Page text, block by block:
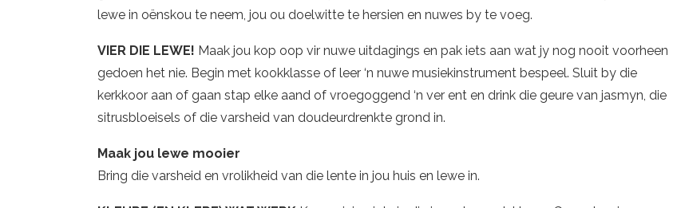
lewe in oënskou te neem, jou ou doelwitte te hersien en nuwes by te voeg.
VIER DIE LEWE! Maak jou kop oop vir nuwe uitdagings en pak iets aan wat jy nog nooit voorheen
gedoen het nie. Begin met kookklasse of leer ‘n nuwe musiekinstrument bespeel. Sluit by die
kerkkoor aan of gaan stap elke aand of vroegoggend ‘n ver ent en drink die geure van jasmyn, die
sitrusbloeisels of die varsheid van doudeurdrenkte grond in.
Maak jou lewe mooier
Bring die varsheid en vrolikheid van die lente in jou huis en lewe in.